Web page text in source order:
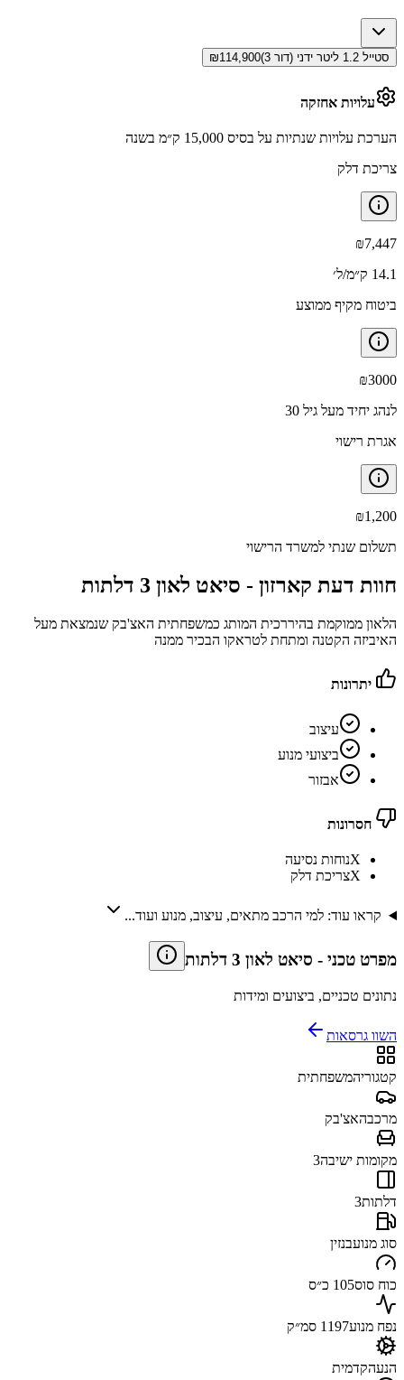
סטייל 1.2 ליטר ידני (דור 3) ₪114,900
עלויות אחזקה
הערכת עלויות שנתיות על בסיס 15,000 ק״מ בשנה
צריכת דלק
₪7,447
14.1 ק״מ/ל׳
ביטוח מקיף ממוצע
₪3000
לנהג יחיד מעל גיל 30
אגרת רישוי
₪1,200
תשלום שנתי למשרד הרישוי
חוות דעת קארזון - סיאט לאון 3 דלתות
הלאון ממוקמת בהיררכית המותג כמשפחתית האצ'בק שנמצאת מעל
האיביזה הקטנה ומתחת לטראקו הבכיר ממנה
יתרונות
עיצוב
ביצועי מנוע
אבזור
חסרונות
Xנוחות נסיעה
Xצריכת דלק
קראו עוד: למי הרכב מתאים, עיצוב, מנוע ועוד...
מפרט טכני - סיאט לאון 3 דלתות
נתונים טכניים, ביצועים ומידות
השוו גרסאות
קטגוריהמשפחתית
מרכבהאצ'בק
מקומות ישיבה3
דלתות3
סוג מנועבנזין
כוח סוס105 כ״ס
נפח מנוע1197 סמ״ק
הנעהקדמית